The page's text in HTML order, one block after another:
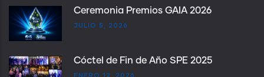
Ceremonia Premios GAIA 2026
JULIO 5, 2026
Cóctel de Fin de Año SPE 2025
ENERO 12, 2026